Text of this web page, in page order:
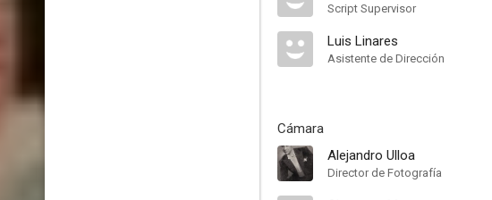
Script Supervisor
Luis Linares
Asistente de Dirección
Cámara
Alejandro Ulloa
Director de Fotografía